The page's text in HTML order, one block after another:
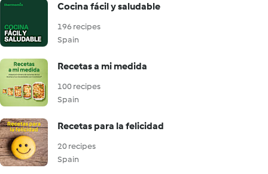
Cocina fácil y saludable
196 recipes
Spain
Recetas a mi medida
100 recipes
Spain
Recetas para la felicidad
20 recipes
Spain